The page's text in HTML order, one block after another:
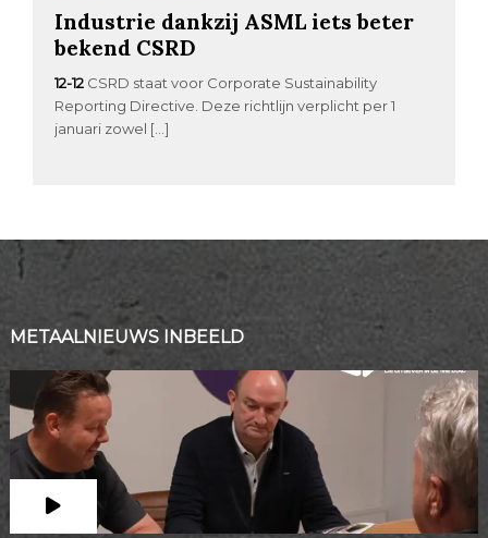
Industrie dankzij ASML iets beter
bekend CSRD
12-12 CSRD staat voor Corporate Sustainability
Reporting Directive. Deze richtlijn verplicht per 1
januari zowel […]
METAALNIEUWS INBEELD